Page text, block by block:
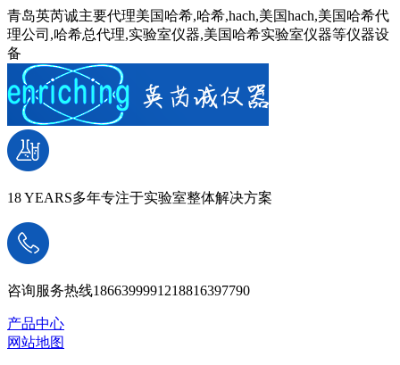
青岛英芮诚主要代理美国哈希,哈希,hach,美国hach,美国哈希代
理公司,哈希总代理,实验室仪器,美国哈希实验室仪器等仪器设
备
18 YEARS多年专注于实验室整体解决方案
咨询服务热线1866399991218816397790
产品中心
网站地图